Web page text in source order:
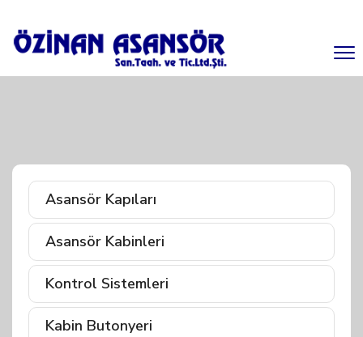
Asansör Kapıları
Asansör Kabinleri
Kontrol Sistemleri
Kabin Butonyeri